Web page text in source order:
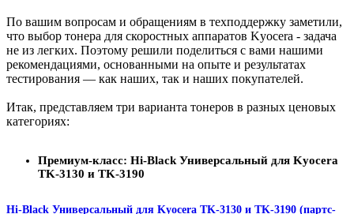
По вашим вопросам и обращениям в техподдержку заметили,
что выбор тонера для скоростных аппаратов Kyocera - задача
не из легких. Поэтому решили поделиться с вами нашими
рекомендациями, основанными на опыте и результатах
тестирования — как наших, так и наших покупателей.
Итак, представляем три варианта тонеров в разных ценовых
категориях:
Премиум-класс: Hi-Black Универсальный для Kyocera
TK-3130 и TK-3190
Hi-Black Универсальный для Kyocera TK-3130 и TK-3190 (партс-